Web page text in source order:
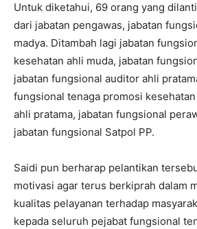
Untuk diketahui, 69 orang yang
dari jabatan pengawas, jabatan
madya. Ditambah lagi jabatan
kesehatan ahli muda, jabatan
jabatan fungsional auditor ahli
fungsional tenaga promosi
ahli pratama, jabatan fungsional
jabatan fungsional Satpol PP.
Saidi pun berharap pelantikan
motivasi agar terus berkiprah dalam
kualitas pelayanan terhadap
kepada seluruh pejabat fungsional